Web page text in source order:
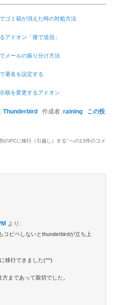
ゴミ箱が消えた時の対処方法
アドオン「後で送信」
メールの振り分け方法
署名を設定する
順を変更するアドオン
:Thunderbird 作成者:raining
この投
のPCに移行（引越し）する” への13件のコメ
より:
コピペしないとthunderbirdが立ち上
移行できました(^^)
まであって親切でした。